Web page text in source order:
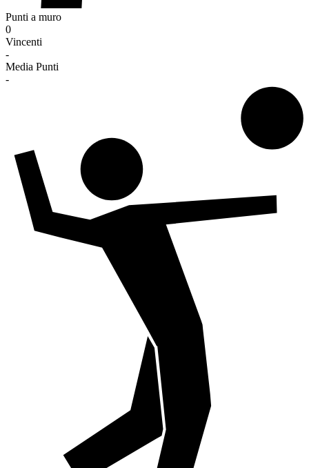
Punti a muro
0
Vincenti
-
Media Punti
-